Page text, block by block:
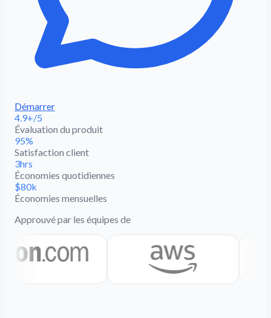
Démarrer
4.9+/5
Évaluation du produit
95%
Satisfaction client
3hrs
Économies quotidiennes
$80k
Économies mensuelles
Approuvé par les équipes de